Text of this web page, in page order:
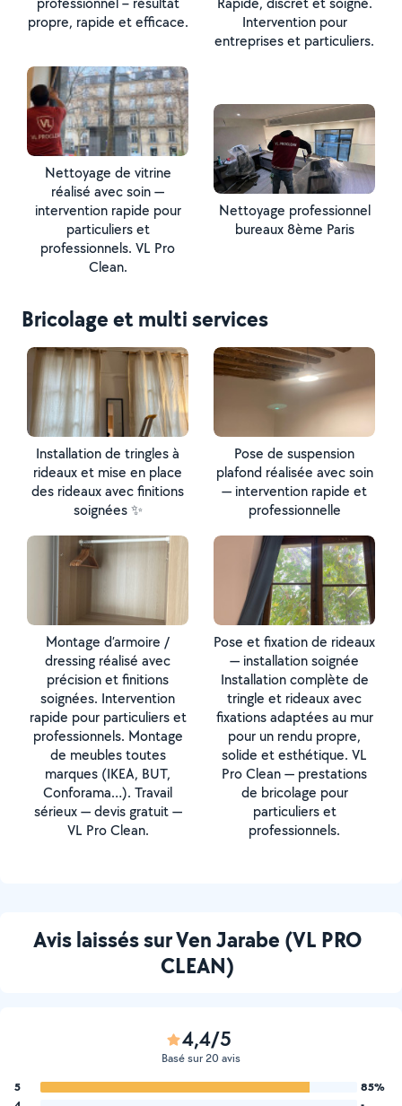
propre, rapide et efficace.
Intervention pour
entreprises et particuliers.
Nettoyage de vitrine
réalisé avec soin —
intervention rapide pour
particuliers et
professionnels. VL Pro
Clean.
Nettoyage professionnel
bureaux 8ème Paris
Bricolage et multi services
Installation de tringles à
rideaux et mise en place
des rideaux avec finitions
soignées ✨
Pose de suspension
plafond réalisée avec soin
— intervention rapide et
professionnelle
Montage d’armoire /
dressing réalisé avec
précision et finitions
soignées. Intervention
rapide pour particuliers et
professionnels. Montage
de meubles toutes
marques (IKEA, BUT,
Conforama…). Travail
sérieux — devis gratuit —
VL Pro Clean.
Pose et fixation de rideaux
— installation soignée
Installation complète de
tringle et rideaux avec
fixations adaptées au mur
pour un rendu propre,
solide et esthétique. VL
Pro Clean — prestations
de bricolage pour
particuliers et
professionnels.
Avis laissés sur Ven Jarabe (VL PRO
CLEAN)
4,4/5
Basé sur 20 avis
5
85%